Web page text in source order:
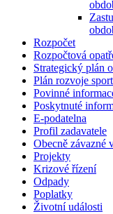
Rozpočet
Rozpočtová
Strategický plán
Plán rozvoje
Povinné
Poskytnuté
E-podatelna
Profil zadavatele
Obecně závazné
Projekty
Krizové řízení
Odpady
Poplatky
Životní události